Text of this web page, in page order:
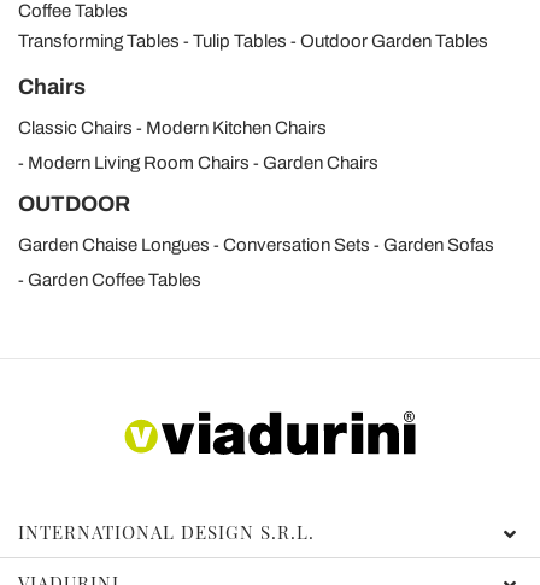
Coffee Tables
Transforming Tables
Tulip Tables Outdoor Garden Tables
Chairs
Classic Chairs
Modern Kitchen Chairs
Modern Living Room Chairs
Garden Chairs
OUTDOOR
Garden Chaise Longues Conversation Sets
Garden Sofas
Garden Coffee Tables
INTERNATIONAL DESIGN S.R.L.